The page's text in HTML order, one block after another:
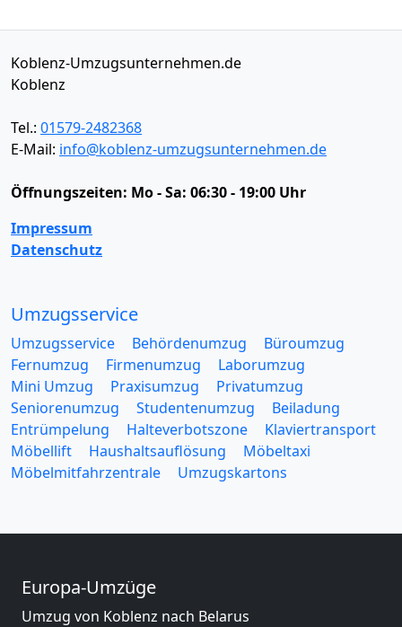
Koblenz-Umzugsunternehmen.de
Koblenz
Tel.: 01579-2482368
E-Mail: info@koblenz-umzugsunternehmen.de
Öffnungszeiten: Mo - Sa: 06:30 - 19:00 Uhr
Impressum
Datenschutz
Umzugsservice
Umzugsservice Behördenumzug
Büroumzug
Fernumzug
Firmenumzug
Laborumzug
Mini Umzug
Praxisumzug
Privatumzug
Seniorenumzug
Studentenumzug
Beiladung
Entrümpelung
Halteverbotszone
Klaviertransport
Möbellift
Haushaltsauflösung
Möbeltaxi
Möbelmitfahrzentrale
Umzugskartons
Europa-Umzüge
Umzug von Koblenz nach Belarus